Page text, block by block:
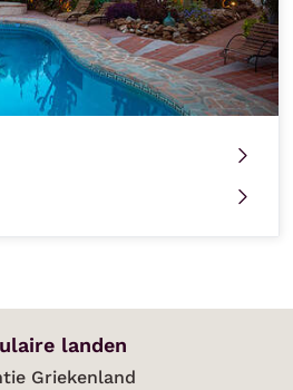
landen
Griekenland